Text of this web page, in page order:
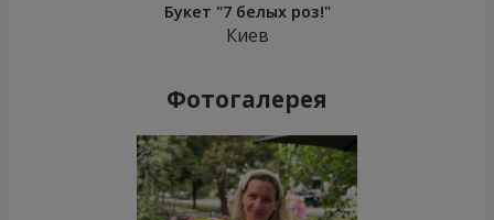
Букет "7 белых роз!"
Киев
Фотогалерея